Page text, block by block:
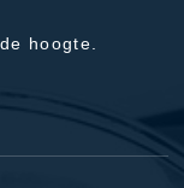
hoogte.